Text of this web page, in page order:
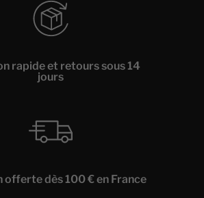
rapide et retours sous 14
jours
offerte dès 100 € en France